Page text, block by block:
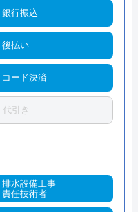
銀行振込
後払い
コード決済
代引き
排水設備工事
責任技術者